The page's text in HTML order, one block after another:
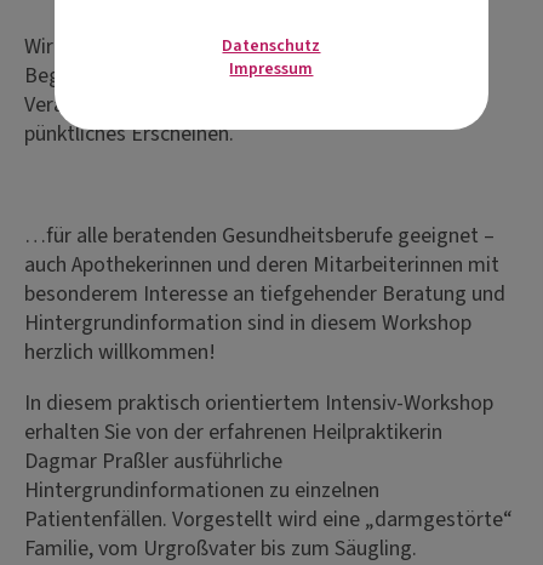
Wir beginnen mit der Registrierung und dem
Begrüßungskaffee eine halbe Stunde vor
Veranstaltungsbeginn und bitten freundlich um
pünktliches Erscheinen.
…für alle beratenden Gesundheitsberufe geeignet –
auch Apothekerinnen und deren Mitarbeiterinnen mit
besonderem Interesse an tiefgehender Beratung und
Hintergrundinformation sind in diesem Workshop
herzlich willkommen!
In diesem praktisch orientiertem Intensiv-Workshop
erhalten Sie von der erfahrenen Heilpraktikerin
Dagmar Praßler ausführliche
Hintergrundinformationen zu einzelnen
Patientenfällen. Vorgestellt wird eine „darmgestörte“
Familie, vom Urgroßvater bis zum Säugling.
Datenschutz
Impressum